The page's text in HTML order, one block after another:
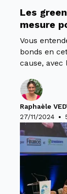
Les
mesure
Vous
bonds en
cause, avec
cœur de
Raphaèle
27/11/2024 •